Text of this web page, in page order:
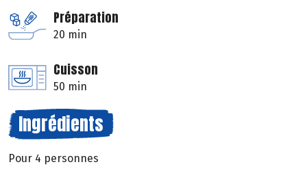
Préparation
20 min
Cuisson
50 min
Ingrédients
Pour 4 personnes